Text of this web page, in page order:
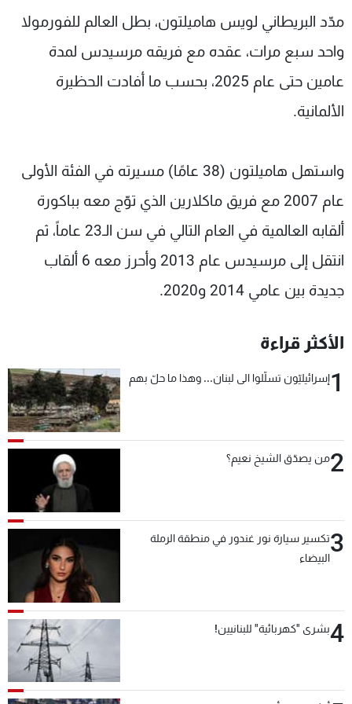
مدّد البريطاني لويس هاميلتون، بطل العالم للفورمولا
واحد سبع مرات، عقده مع فريقه مرسيدس لمدة
عامين حتى عام 2025، بحسب ما أفادت الحظيرة
الألمانية.
واستهل هاميلتون (38 عامًا) مسيرته في الفئة الأولى
عام 2007 مع فريق ماكلارين الذي توّج معه بباكورة
ألقابه العالمية في العام التالي في سن الـ23 عاماً، ثم
انتقل إلى مرسيدس عام 2013 وأحرز معه 6 ألقاب
جديدة بين عامي 2014 و2020.
الأكثر قراءة
1إسرائيليّون تسلّلوا الى لبنان... وهذا ما حلّ بهم
2من يصدّق الشيخ نعيم؟
3تكسير سيارة نور غندور في منطقة الرملة
البيضاء
4بشرى "كهربائية" للبنانيين!
شاهد البرامج
عن MTV
الإنـتـاج
لاعلاناتكم
وظائف